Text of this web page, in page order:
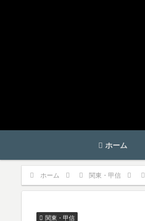
ホーム
ホーム 関東・甲信
関東・甲信